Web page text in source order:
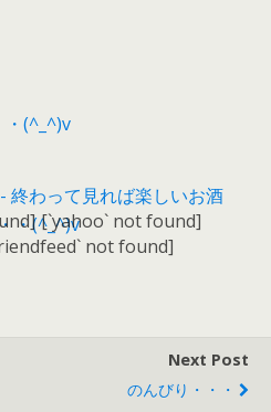
・(^_^)v
[`yahoo` not found]
not found]
Next Post
のんびり・・・